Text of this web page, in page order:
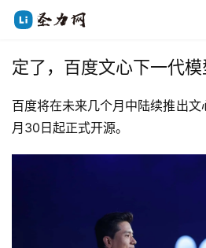
定了，百度文心下一代模
百度将在未来几个月中陆续推出
月30日起正式开源。